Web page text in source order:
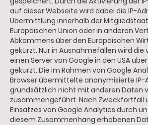
auf dieser Webseite wird dabei die IP-
Übermittlung innerhalb der
Europäischen Union oder in anderen
Abkommens über den Europäischen
gekürzt. Nur in Ausnahmefällen wird die
einen Server von Google in den USA
gekürzt. Die im Rahmen von Google
Browser übermittelte anonymisierte IP-
grundsätzlich nicht mit anderen Daten
zusammengeführt. Nach Zweckfortfall
Einsatzes von Google Analytics durch
diesem Zusammenhang erhobenen